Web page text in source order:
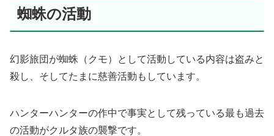
蜘蛛の活動
幻影旅団が蜘蛛（クモ）として活動している内容は盗みと
殺し、そしてたまに慈善活動もしています。
ハンターハンターの作中で事実として残っている最も過去
の活動がクルタ族の襲撃です。